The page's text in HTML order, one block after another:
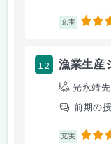
充実 5
12 漁業生産
光永靖
前期の
充実 4.5